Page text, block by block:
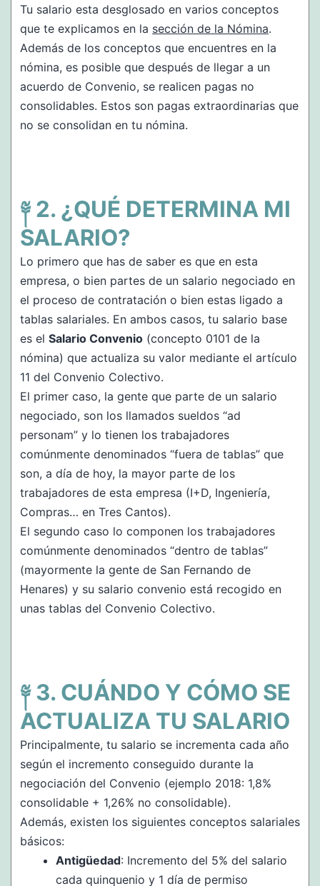
Tu salario esta desglosado en varios conceptos
que te explicamos en la sección de la Nómina.
Además de los conceptos que encuentres en la
nómina, es posible que después de llegar a un
acuerdo de Convenio, se realicen pagas no
consolidables. Estos son pagas extraordinarias que
no se consolidan en tu nómina.
¿QUÉ DETERMINA MI
SALARIO?
Lo primero que has de saber es que en esta
empresa, o bien partes de un salario negociado en
el proceso de contratación o bien estas ligado a
tablas salariales. En ambos casos, tu salario base
es el Salario Convenio (concepto 0101 de la
nómina) que actualiza su valor mediante el artículo
11 del Convenio Colectivo.
El primer caso, la gente que parte de un salario
negociado, son los llamados sueldos “ad
personam” y lo tienen los trabajadores
comúnmente denominados “fuera de tablas” que
son, a día de hoy, la mayor parte de los
trabajadores de esta empresa (I+D, Ingeniería,
Compras… en Tres Cantos).
El segundo caso lo componen los trabajadores
comúnmente denominados “dentro de tablas”
(mayormente la gente de San Fernando de
Henares) y su salario convenio está recogido en
unas tablas del Convenio Colectivo.
CUÁNDO Y CÓMO SE
ACTUALIZA TU SALARIO
Principalmente, tu salario se incrementa cada año
según el incremento conseguido durante la
negociación del Convenio (ejemplo 2018: 1,8%
consolidable + 1,26% no consolidable).
Además, existen los siguientes conceptos salariales
básicos:
Antigüedad: Incremento del 5% del salario
cada quinquenio y 1 día de permiso